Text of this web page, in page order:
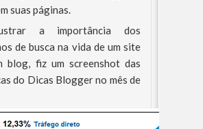
suas páginas.
a importância dos
de busca na vida de um site
blog, fiz um screenshot das
do Dicas Blogger no mês de